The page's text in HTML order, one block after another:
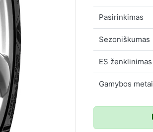
Pasirinkimas
Sezoniškumas
ES ženklinimas
Gamybos metai